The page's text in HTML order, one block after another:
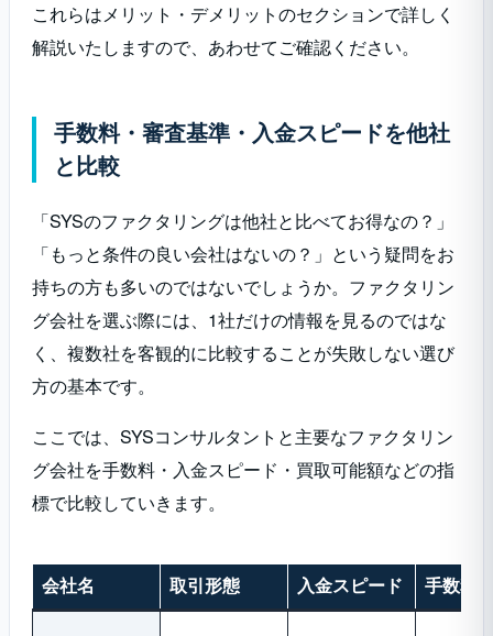
これらはメリット・デメリットのセクションで詳しく
解説いたしますので、あわせてご確認ください。
手数料・審査基準・入金スピードを他社
と比較
「SYSのファクタリングは他社と比べてお得なの？」
「もっと条件の良い会社はないの？」という疑問をお
持ちの方も多いのではないでしょうか。ファクタリン
グ会社を選ぶ際には、1社だけの情報を見るのではな
く、複数社を客観的に比較することが失敗しない選び
方の基本です。
ここでは、SYSコンサルタントと主要なファクタリン
グ会社を手数料・入金スピード・買取可能額などの指
標で比較していきます。
会社名 取引形態 入金スピード 手数料